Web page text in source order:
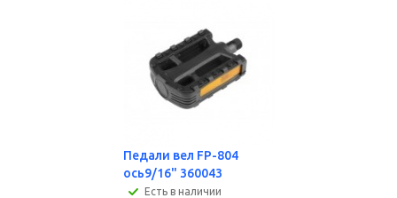
Педали вел FP-804
ось9/16" 360043
Есть в наличии